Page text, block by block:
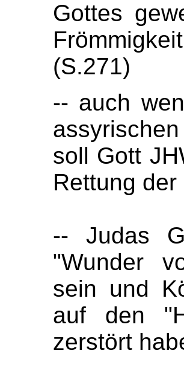
Gottes
(S.271)
-- auch
soll Gott
Rettung
-- Judas
"Wunder
sein und
auf den
zerstört